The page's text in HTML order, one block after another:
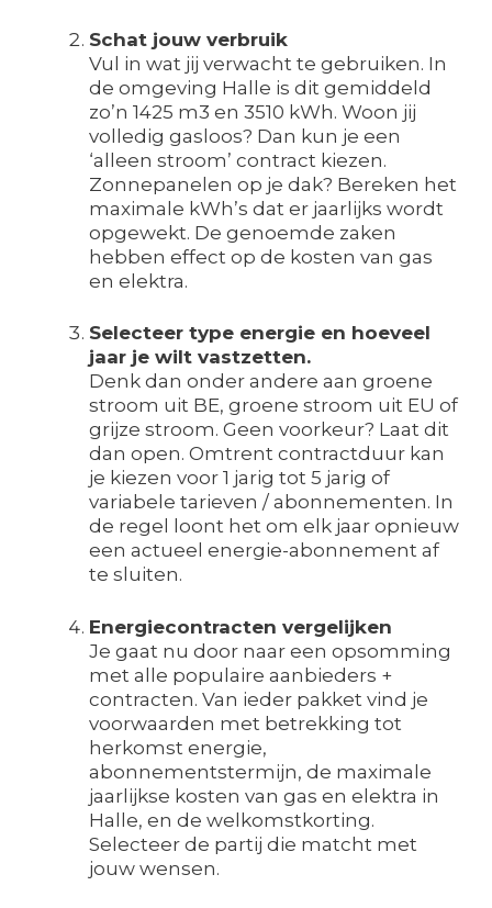
Schat jouw verbruik
Vul in wat jij verwacht te gebruiken. In
de omgeving Halle is dit gemiddeld
zo’n 1425 m3 en 3510 kWh. Woon jij
volledig gasloos? Dan kun je een
‘alleen stroom’ contract kiezen.
Zonnepanelen op je dak? Bereken het
maximale kWh’s dat er jaarlijks wordt
opgewekt. De genoemde zaken
hebben effect op de kosten van gas
en elektra.
Selecteer type energie en hoeveel
jaar je wilt vastzetten.
Denk dan onder andere aan groene
stroom uit BE, groene stroom uit EU of
grijze stroom. Geen voorkeur? Laat dit
dan open. Omtrent contractduur kan
je kiezen voor 1 jarig tot 5 jarig of
variabele tarieven / abonnementen. In
de regel loont het om elk jaar opnieuw
een actueel energie-abonnement af
te sluiten.
Energiecontracten vergelijken
Je gaat nu door naar een opsomming
met alle populaire aanbieders +
contracten. Van ieder pakket vind je
voorwaarden met betrekking tot
herkomst energie,
abonnementstermijn, de maximale
jaarlijkse kosten van gas en elektra in
Halle, en de welkomstkorting.
Selecteer de partij die matcht met
jouw wensen.